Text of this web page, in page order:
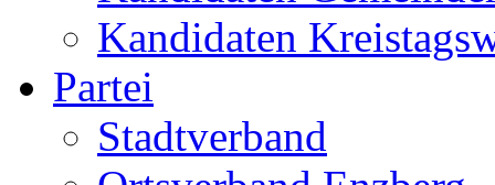
Kandidaten
Partei
Stadtverband